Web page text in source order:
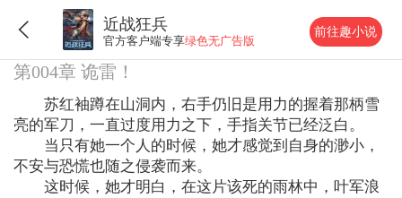
近战狂兵
官方客户端专享绿色无广告版
前往趣小说
第004章 诡雷！
苏红袖蹲在山洞内，右手仍旧是用力的握着那柄雪
亮的军刀，一直过度用力之下，手指关节已经泛白。
当只有她一个人的时候，她才感觉到自身的渺小，
不安与恐慌也随之侵袭而来。
这时候，她才明白，在这片该死的雨林中，叶军浪